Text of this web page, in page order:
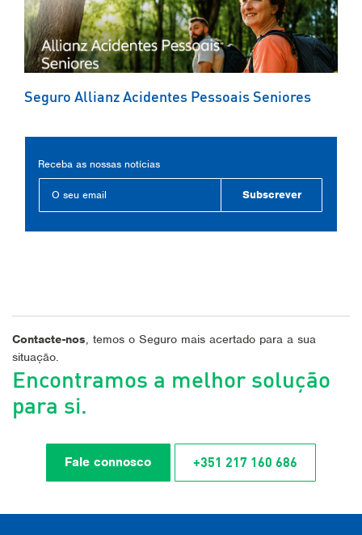
Seguro Allianz Acidentes Pessoais Seniores
Receba as nossas notícias
Subscrever
Contacte-nos, temos o Seguro mais acertado para a sua
situação.
Encontramos a melhor solução
para si.
Fale connosco +351 217 160 686